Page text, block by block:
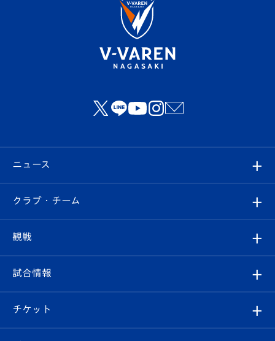
ニュース
すべて
クラブ
試合情報
クラブ・チーム
クラブ概要
エンブレム紹介
観戦
観戦ルール
はじめての観戦ガイド
試合情報
試合日程/結果
チケット